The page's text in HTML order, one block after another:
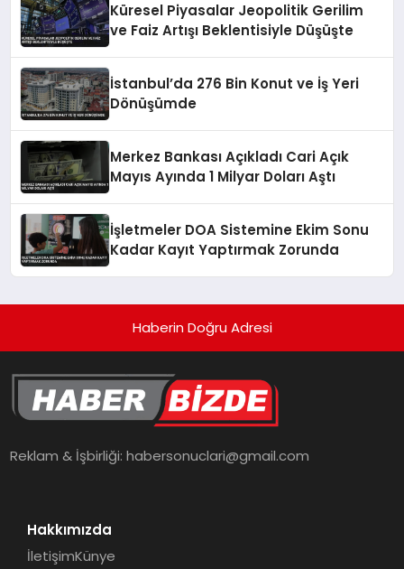
Küresel Piyasalar Jeopolitik Gerilim
ve Faiz Artışı Beklentisiyle Düşüşte
İstanbul’da 276 Bin Konut ve İş Yeri
Dönüşümde
Merkez Bankası Açıkladı Cari Açık
Mayıs Ayında 1 Milyar Doları Aştı
İşletmeler DOA Sistemine Ekim Sonu
Kadar Kayıt Yaptırmak Zorunda
Haberin Doğru Adresi
Reklam & İşbirliği:habersonuclari@gmail.com
Hakkımızda
İletişimKünye